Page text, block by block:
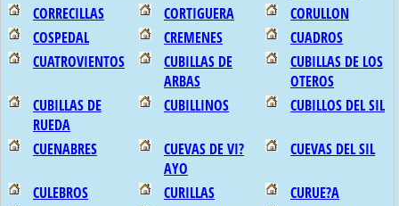
CORRECILLAS
CORTIGUERA
CORULLON
COSPEDAL
CREMENES
CUADROS
CUATROVIENTOS
CUBILLAS DE
ARBAS
CUBILLAS DE LOS
OTEROS
CUBILLAS DE
RUEDA
CUBILLINOS CUBILLOS DEL SIL
CUENABRES
CUEVAS DE VI?
AYO
CUEVAS DEL SIL
CULEBROS CURILLAS
CURUE?A